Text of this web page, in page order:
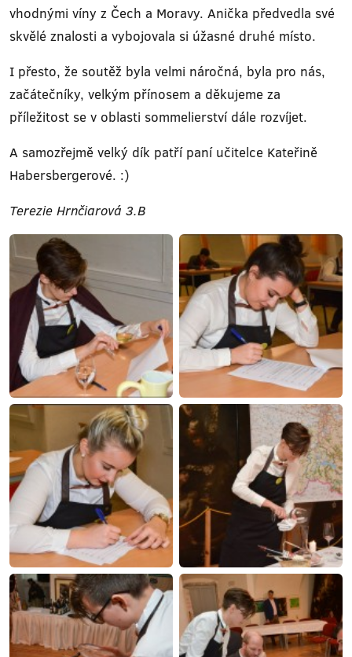
vhodnými víny z Čech a Moravy. Anička předvedla své
skvělé znalosti a vybojovala si úžasné druhé místo.
I přesto, že soutěž byla velmi náročná, byla pro nás,
začátečníky, velkým přínosem a děkujeme za
příležitost se v oblasti sommelierství dále rozvíjet.
A samozřejmě velký dík patří paní učitelce Kateřině
Habersbergerové. :)
Terezie Hrnčiarová 3.B